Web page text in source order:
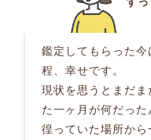
鑑定してもらった
程、幸せです。
現状を思うとまだ
た一ヶ月が何だっ
徨っていた場所か